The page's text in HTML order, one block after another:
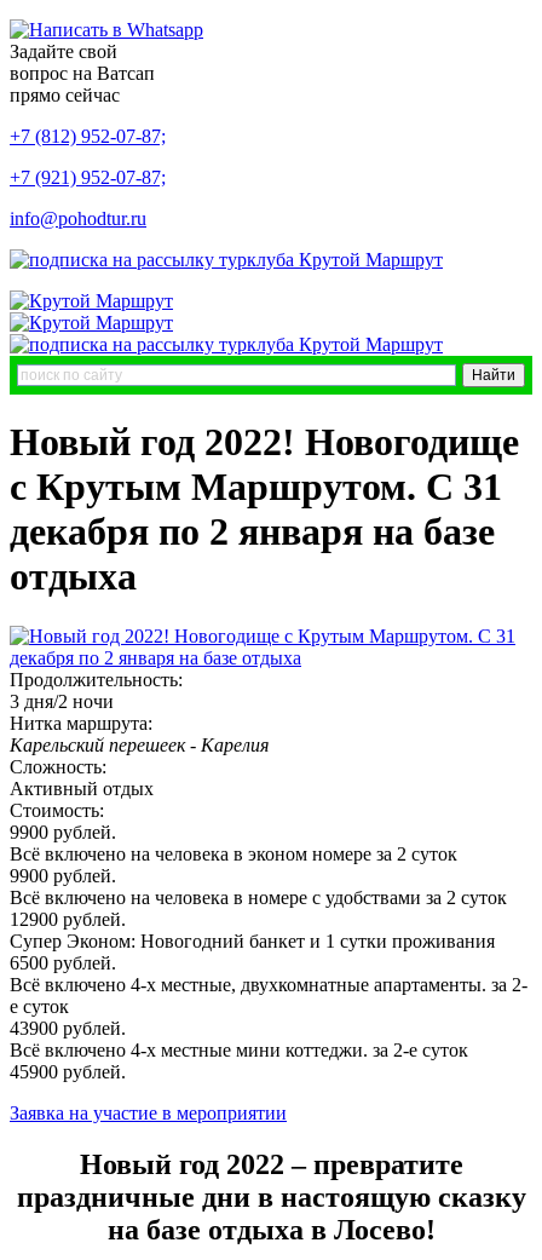
Задайте свой
вопрос на Ватсап
прямо сейчас
+7 (812) 952-07-87;
+7 (921) 952-07-87;
info@pohodtur.ru
Новый год 2022! Новогодище
с Крутым Маршрутом. С 31
декабря по 2 января на базе
отдыха
Продолжительность:
3 дня/2 ночи
Нитка маршрута:
Карельский перешеек - Карелия
Сложность:
Активный отдых
Стоимость:
9900 рублей.
Всё включено на человека в эконом номере за 2 суток
9900 рублей.
Всё включено на человека в номере с удобствами за 2 суток
12900 рублей.
Супер Эконом: Новогодний банкет и 1 сутки проживания
6500 рублей.
Всё включено 4-х местные, двухкомнатные апартаменты. за 2-
е суток
43900 рублей.
Всё включено 4-х местные мини коттеджи. за 2-е суток
45900 рублей.
Заявка на участие в мероприятии
Новый год 2022 – превратите
праздничные дни в настоящую сказку
на базе отдыха в Лосево!